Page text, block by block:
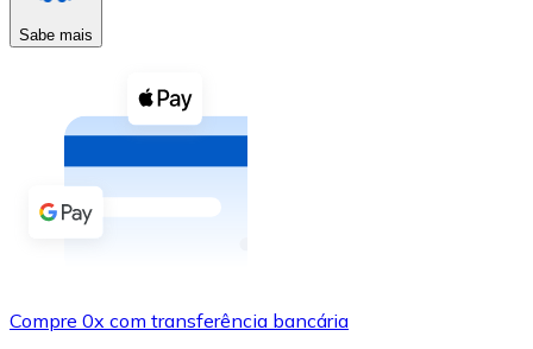
Cupons cripto
Comprar com dinheiro
Comprar com transferência bancária
Sabe mais
Compre 0x com transferência bancária